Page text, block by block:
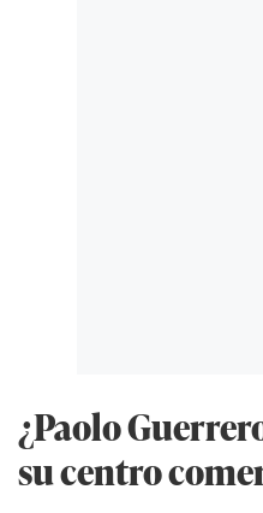
¿Paolo
su centro